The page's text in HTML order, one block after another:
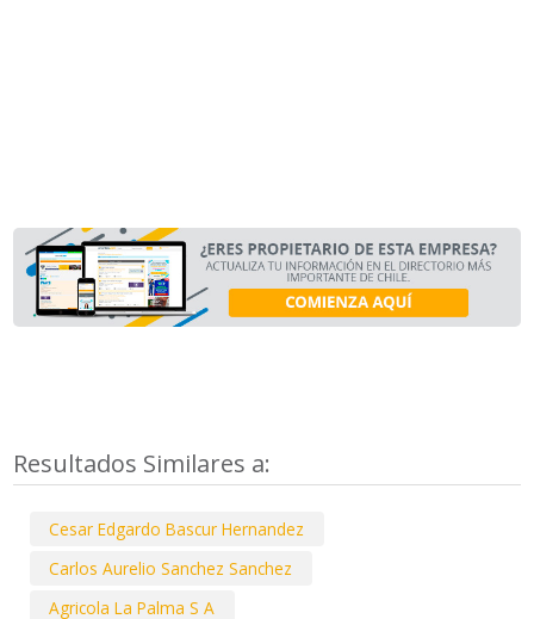
Resultados Similares a:
Cesar Edgardo Bascur Hernandez
Carlos Aurelio Sanchez Sanchez
Agricola La Palma S A